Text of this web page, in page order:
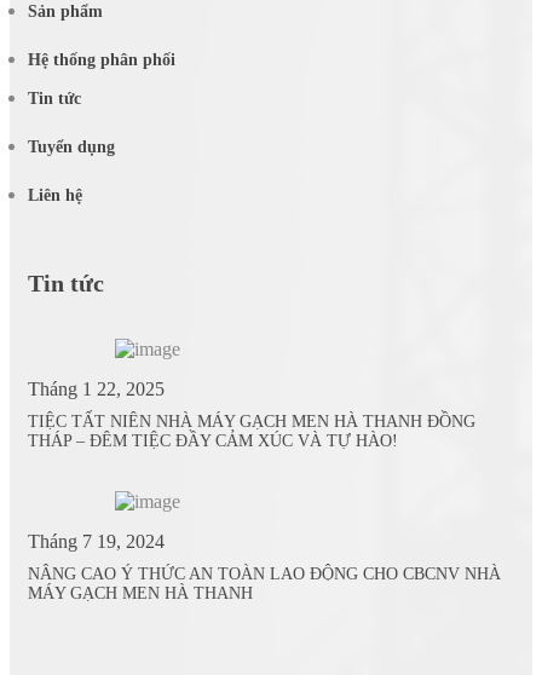
Sản phẩm
Hệ thống phân phối
Tin tức
Tuyển dụng
Liên hệ
Tin tức
Tháng 1 22, 2025
TIỆC TẤT NIÊN NHÀ MÁY GẠCH MEN HÀ THANH ĐỒNG
THÁP – ĐÊM TIỆC ĐẦY CẢM XÚC VÀ TỰ HÀO!
Tháng 7 19, 2024
NÂNG CAO Ý THỨC AN TOÀN LAO ĐỘNG CHO CBCNV NHÀ
MÁY GẠCH MEN HÀ THANH